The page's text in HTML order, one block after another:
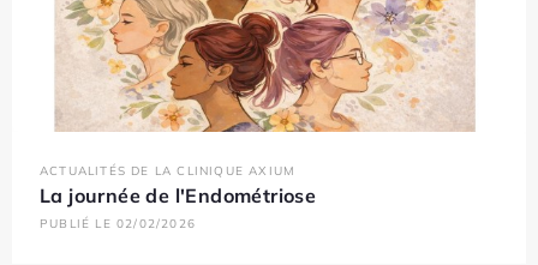
ACTUALITÉS DE LA CLINIQUE AXIUM
La journée de l'Endométriose
PUBLIÉ LE 02/02/2026